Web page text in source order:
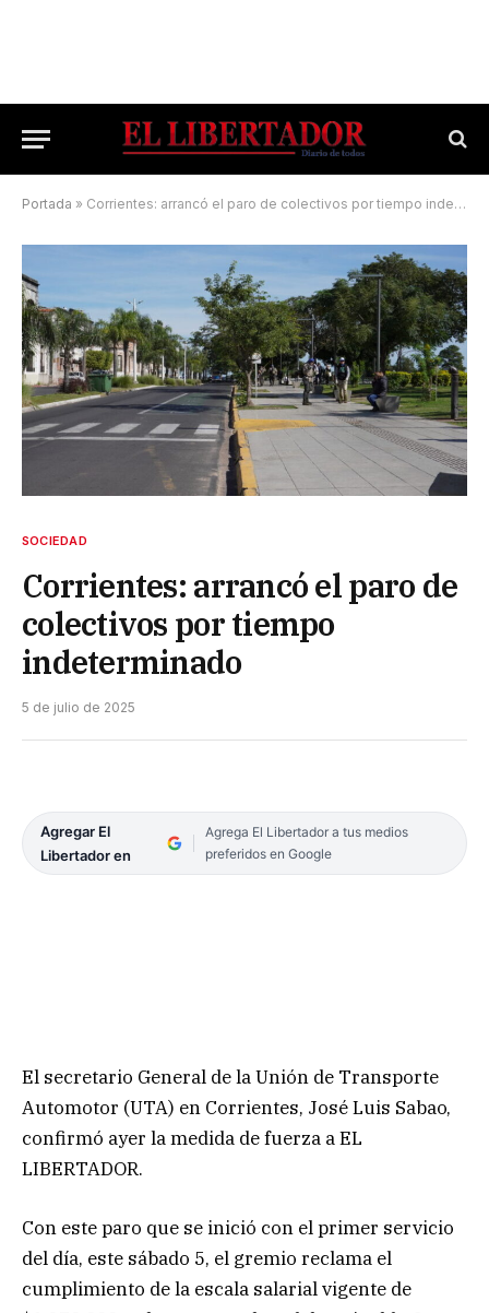
Portada » Corrientes: arrancó el paro de colectivos por tiempo indeterminado
SOCIEDAD
Corrientes: arrancó el paro de
colectivos por tiempo
indeterminado
5 de julio de 2025
Agregar El
Libertador en
Agrega El Libertador a tus medios
preferidos en Google
El secretario General de la Unión de Transporte
Automotor (UTA) en Corrientes, José Luis Sabao,
confirmó ayer la medida de fuerza a EL
LIBERTADOR.
Con este paro que se inició con el primer servicio
del día, este sábado 5, el gremio reclama el
cumplimiento de la escala salarial vigente de